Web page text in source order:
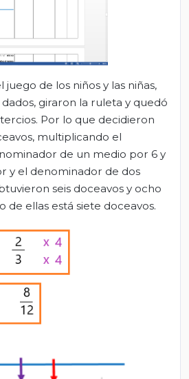
de los niños y las niñas,
giraron la ruleta y quedó
Por lo que decidieron
multiplicando el
de un medio por 6 y
y el denominador de dos
seis doceavos y ocho
de ellas está siete doceavos.